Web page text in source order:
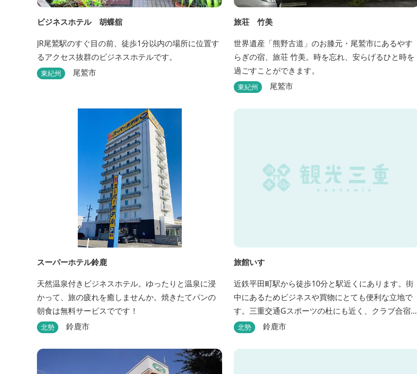
ビジネスホテル 胡蝶舘
JR尾鷲駅のすぐ目の前、徒歩1分以内の場所に位置す
るアクセス抜群のビジネスホテルです。
東紀州 尾鷲市
旅荘 竹美
世界遺産「熊野古道」のお膝元・尾鷲市にあるやす
らぎの宿、旅荘 竹美。時を忘れ、安らげるひと時を
過ごすことができます。
東紀州 尾鷲市
スーパーホテル鈴鹿
天然温泉付きビジネスホテル。ゆったりと温泉に浸
かって、旅の疲れを癒しませんか。焼きたてパンの
朝食は無料サービスでです！
北勢 鈴鹿市
旅館いすゞ
近鉄平田町駅から徒歩10分と駅近くにあります。街
中にあるためビジネスや買物にとても便利な立地で
す。三重交通Gスポーツの杜にも近く、クラブ合宿な
どに最適です。
北勢 鈴鹿市